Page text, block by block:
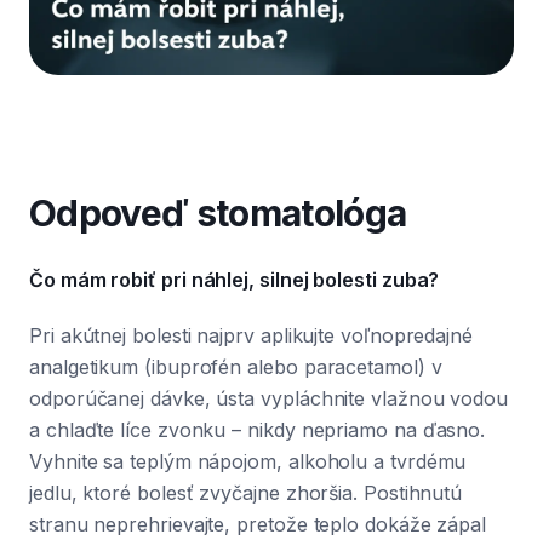
Odpoveď stomatológa
Čo mám robiť pri náhlej, silnej bolesti zuba?
Pri akútnej bolesti najprv aplikujte voľnopredajné
analgetikum (ibuprofén alebo paracetamol) v
odporúčanej dávke, ústa vypláchnite vlažnou vodou
a chlaďte líce zvonku – nikdy nepriamo na ďasno.
Vyhnite sa teplým nápojom, alkoholu a tvrdému
jedlu, ktoré bolesť zvyčajne zhoršia. Postihnutú
stranu neprehrievajte, pretože teplo dokáže zápal